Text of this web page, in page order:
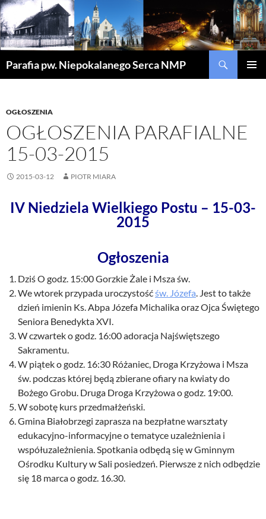
Parafia pw. Niepokalanego Serca NMP
OGŁOSZENIA
OGŁOSZENIA PARAFIALNE
15-03-2015
2015-03-12 PIOTR MIARA
IV Niedziela Wielkiego Postu – 15-03-
2015
Ogłoszenia
Dziś O godz. 15:00 Gorzkie Żale i Msza św.
We wtorek przypada uroczystośćśw. Józefa. Jest to także
dzień imienin Ks. Abpa Józefa Michalika oraz Ojca Świętego
Seniora Benedykta XVI.
W czwartek o godz. 16:00 adoracja Najświętszego
Sakramentu.
W piątek o godz. 16:30 Różaniec, Droga Krzyżowa i Msza
św. podczas której będą zbierane ofiary na kwiaty do
Bożego Grobu. Druga Droga Krzyżowa o godz. 19:00.
W sobotę kurs przedmałżeński.
Gmina Białobrzegi zaprasza na bezpłatne warsztaty
edukacyjno-informacyjne o tematyce uzależnienia i
współuzależnienia. Spotkania odbędą się w Gminnym
Ośrodku Kultury w Sali posiedzeń. Pierwsze z nich odbędzie
się 18 marca o godz. 16.30.